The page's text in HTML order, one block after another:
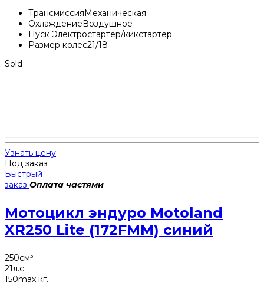
ТрансмиссияМеханическая
ОхлаждениеВоздушное
Пуск Электростартер/кикстартер
Размер колес21/18
Sold
Узнать цену
Под заказ
Быстрый
заказ Оплата частями
Мотоцикл эндуро Motoland
XR250 Lite (172FMM) синий
250см³
21л.с.
150max кг.